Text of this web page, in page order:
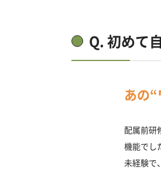
Q. 初めて
あの
配属前研
機能でし
未経験で